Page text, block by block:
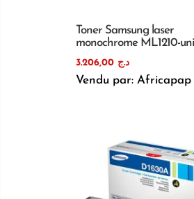
Toner Samsung laser
monochrome ML1210-uni
د.ج 3.206,00
Vendu par: Africapap